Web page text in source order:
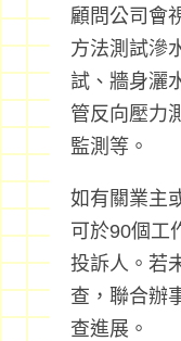
顧問公司會
方法測試滲
試、牆身灑
管反向壓力
監測等。
如有關業主
可於90個工
投訴人。若
查，聯合辦
查進展。